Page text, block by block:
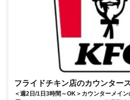
フライドチキン店のカウンター
＜週2日/1日3時間～OK＞カウンターメイ